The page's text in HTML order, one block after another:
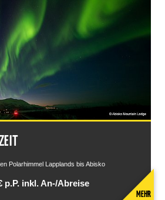
Polarhimmel Lapplands bis Abisko
p.P. inkl. An-/Abreise
MEHR